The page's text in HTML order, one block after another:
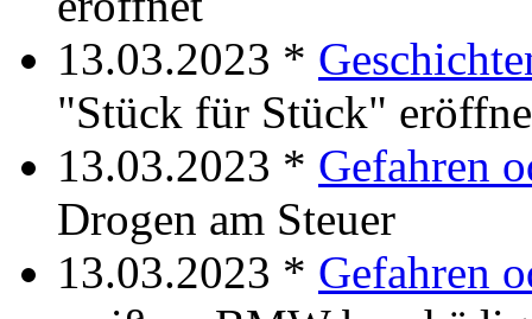
13.03.2023 *
"Stück für Stück"
13.03.2023 * Gefahren
Drogen am Steuer
13.03.2023 * Gefahren